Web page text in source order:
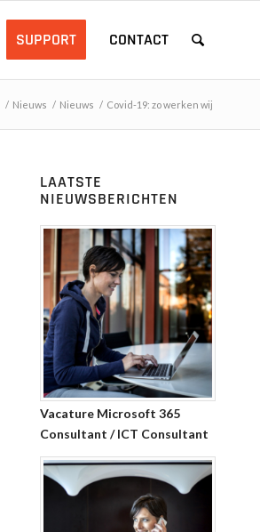
SUPPORT CONTACT
/ Nieuws / Nieuws / Covid-19: zo werken wij
LAATSTE
NIEUWSBERICHTEN
Vacature Microsoft 365
Consultant / ICT Consultant